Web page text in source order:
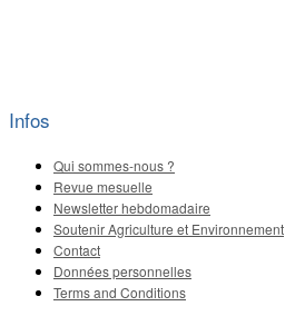
Infos
Qui sommes-nous ?
Revue mesuelle
Newsletter hebdomadaire
Soutenir Agriculture et Environnement
Contact
Données personnelles
Terms and Conditions